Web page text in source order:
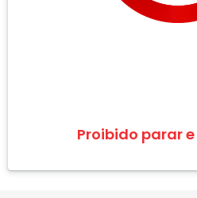
Proibido parar